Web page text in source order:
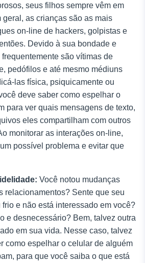
seus filhos sempre vêm em
geral, as crianças são as mais
on-line de hackers, golpistas e
Devido à sua bondade e
são vítimas de
pedófilos e até mesmo médiuns
las física, psiquicamente ou
deve saber como espelhar o
para ver quais mensagens de texto,
eles compartilham com outros
monitorar as interações on-line,
possível problema e evitar que
Você notou mudanças
relacionamentos? Sente que seu
frio e não está interessado em você?
e desnecessário? Bem, talvez outra
em sua vida. Nesse caso, talvez
como espelhar o celular de alguém
para que você saiba o que está